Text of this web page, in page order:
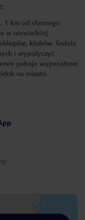
1 km od słynnego
w niewielkiej
klubów. Goście
i wypożyczyć
pokoje wyposażone
na miasto.